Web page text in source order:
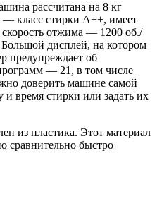
рассчитана на 8 кг
— класс стирки А++, имеет
отжима — 1200 об./
дисплей, на котором
предупреждает об
— 21, в том числе
доверить машине самой
время стирки или задать их
из пластика. Этот материал
сравнительно быстро